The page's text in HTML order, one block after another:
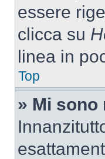
essere
clicca su
linea in
Top
» Mi